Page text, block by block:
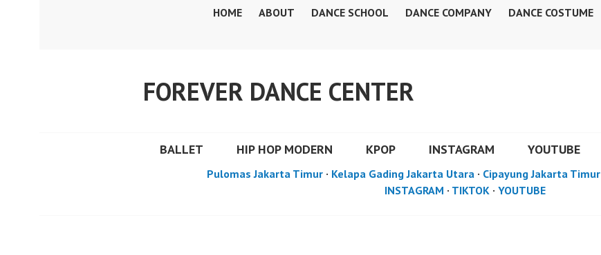
HOME ABOUT DANCE SCHOOL DANCE COMPANY DANCE COSTUME
FOREVER DANCE CENTER
BALLET HIP HOP MODERN KPOP INSTAGRAM YOUTUBE
Pulomas Jakarta Timur · Kelapa Gading Jakarta Utara · Cipayung Jakarta Timur
INSTAGRAM · TIKTOK· YOUTUBE